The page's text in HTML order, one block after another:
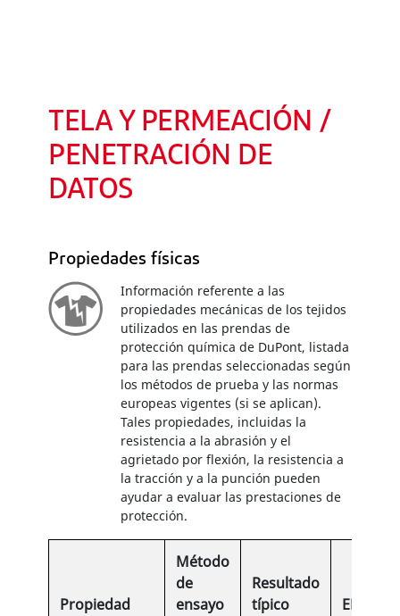
TELA Y PERMEACIÓN /
PENETRACIÓN DE
DATOS
Propiedades físicas
Información referente a las
propiedades mecánicas de los tejidos
utilizados en las prendas de
protección química de DuPont, listada
para las prendas seleccionadas según
los métodos de prueba y las normas
europeas vigentes (si se aplican).
Tales propiedades, incluidas la
resistencia a la abrasión y el
agrietado por flexión, la resistencia a
la tracción y a la punción pueden
ayudar a evaluar las prestaciones de
protección.
Propiedad
Método
de
ensayo
Resultado
típico
EN